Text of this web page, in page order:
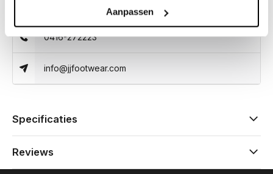
Aanpassen
openingstijden
0416-272223
info@jjfootwear.com
Specificaties
Reviews